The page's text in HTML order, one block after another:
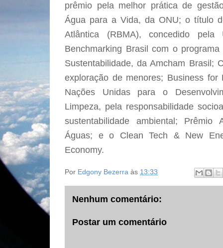
prêmio pela melhor prática de
Água para a Vida, da ONU; o título
Atlântica (RBMA), concedido
Benchmarking Brasil com o
Sustentabilidade, da Amcham Brasil;
exploração de menores; Business
Nações Unidas para o
Limpeza, pela responsabilidade
sustentabilidade ambiental;
Águas; e o Clean Tech & New
Economy.
Por Edgony Bezerra às 13:33
Nenhum comentário:
Postar um comentário